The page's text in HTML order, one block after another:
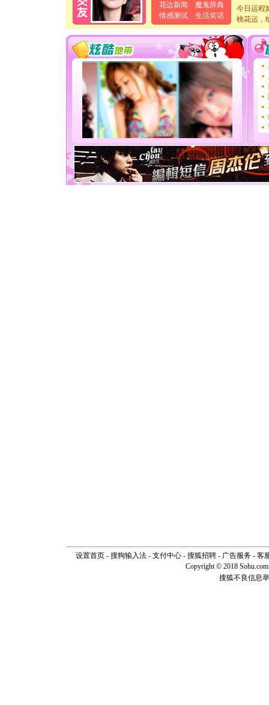
花边新闻
魔鬼辞典
情感测试
生活笑话
[元旦]当
泣，这痛
卖了。水
[春节]风
颜！冬
道一声平
[春节]
传
片叶子
送你一
[圣诞节]
你太多
要平安
[圣诞节]
能正大光
天都要快
[圣诞节]
如意,快
[元旦]看
今日运程
桃花运，
设置首页- 搜狗输入法- 支付中心- 搜狐招聘- 广告服务- 客
Copyright © 2018
搜狐不良信息